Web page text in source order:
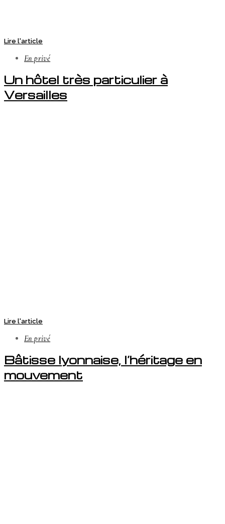
Lire l'article
En privé
Un hôtel très particulier à
Versailles
Lire l'article
En privé
Bâtisse lyonnaise, l’héritage en
mouvement